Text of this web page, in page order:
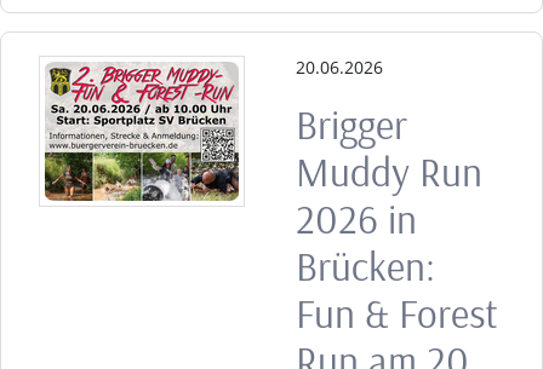
20.06.2026
Brigger
Muddy Run
2026 in
Brücken:
Fun & Forest